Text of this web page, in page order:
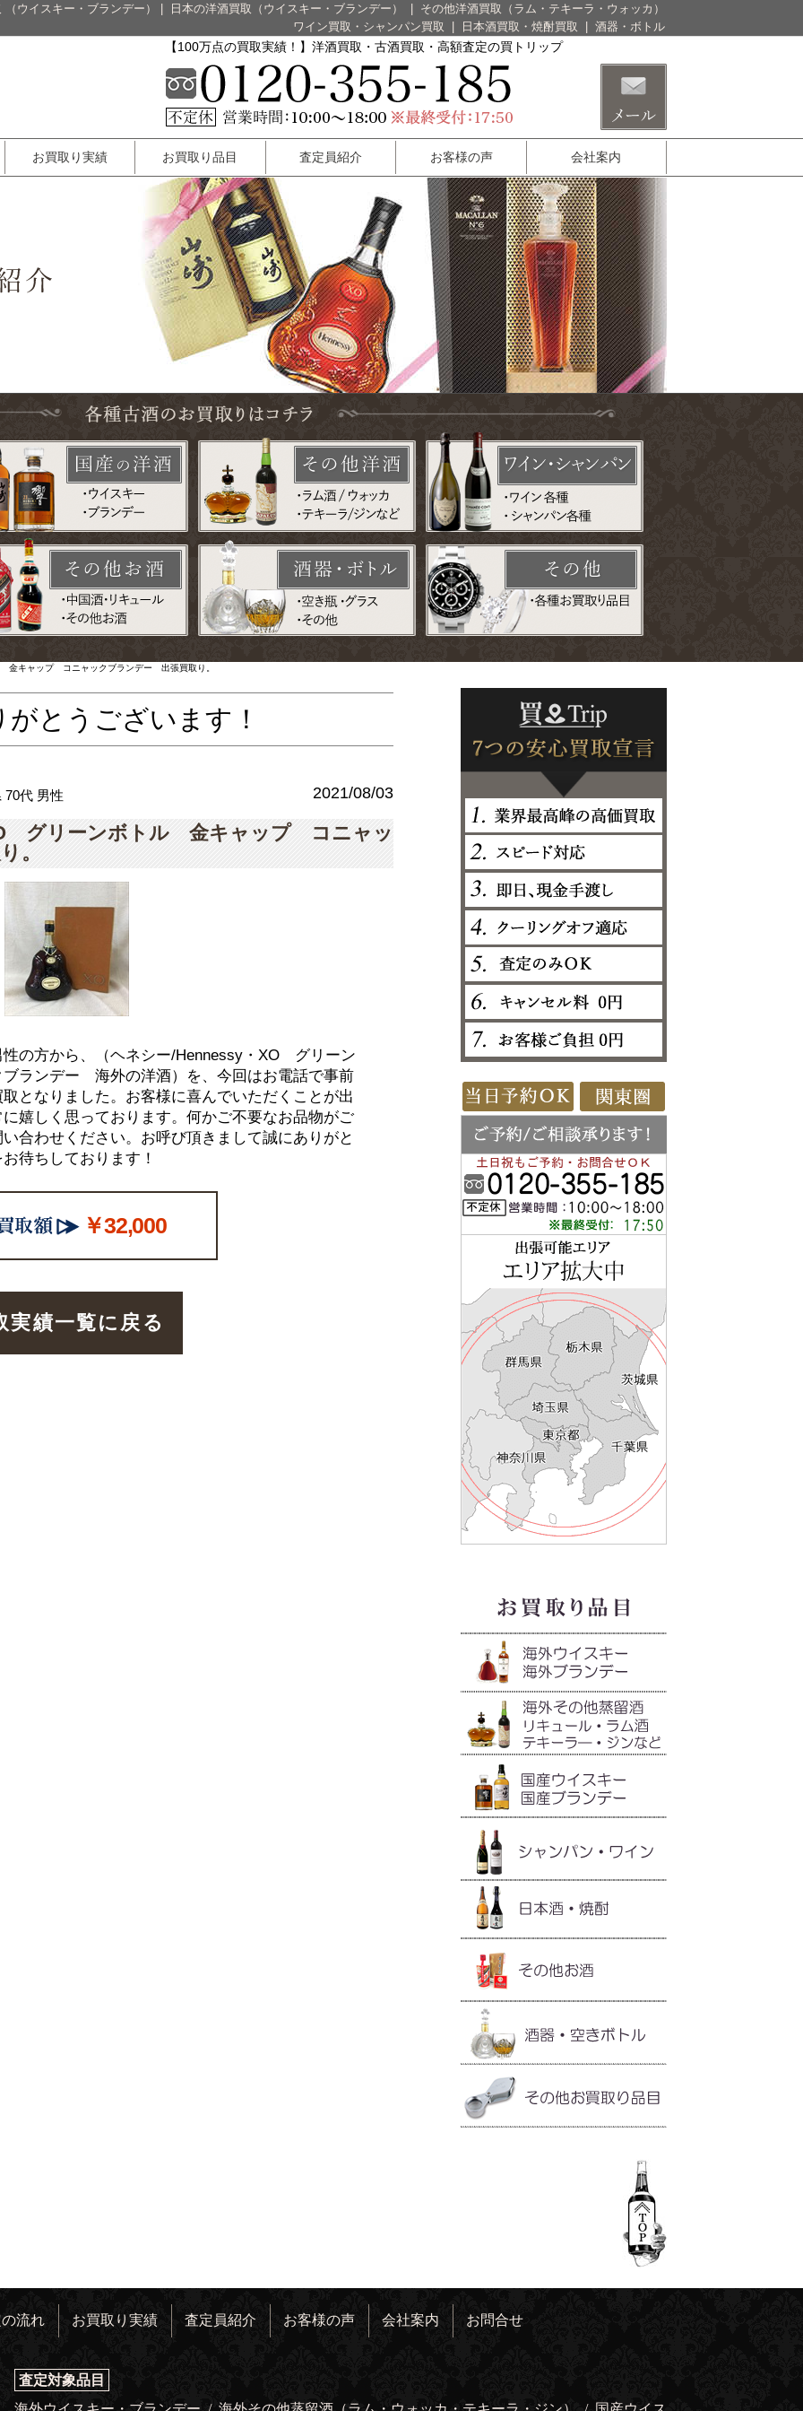
ウイスキー・ブランデー） 日本の洋酒買取（ウイスキー・ブランデー）
その他洋酒買取（ラム・テキーラ・ウォッカ）
ワイン買取・シャンパン買取
日本酒買取・焼酎買取 酒器・ボトル
【100万点の買取実績！】洋酒買取・古酒買取・高額査定の買トリップ
お買取り実績 お買取り品目 査定員紹介 お客様の声 会社案内
キャップ コニャックブランデー 出張買取り。
とうございます！
70代 男性 2021/08/03
グリーンボトル 金キャップ コニャッ
。
の方から、（ヘネシー/Hennessy・XO グリーン
ランデー 海外の洋酒）を、今回はお電話で事前
となりました。お客様に喜んでいただくことが出
嬉しく思っております。何かご不要なお品物がご
合わせください。お呼び頂きまして誠にありがと
待ちしております！
￥32,000
実績一覧に戻る
流れ お買取り実績 査定員紹介 お客様の声 会社案内 お問合せ
査定対象品目